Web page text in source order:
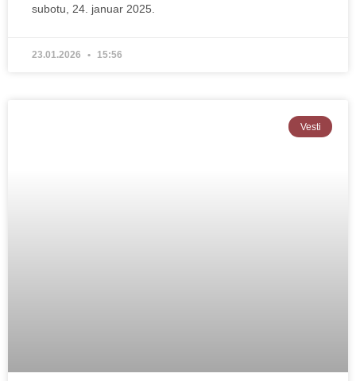
subotu, 24. januar 2025.
23.01.2026 15:56
Vesti